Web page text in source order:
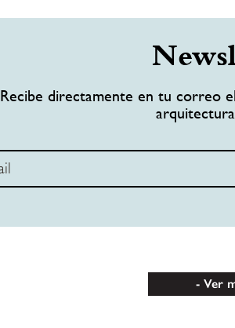
Recibe directamente en tu correo
Ver